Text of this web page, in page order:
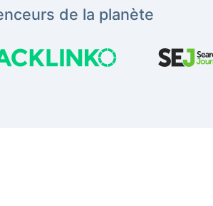
de la planète